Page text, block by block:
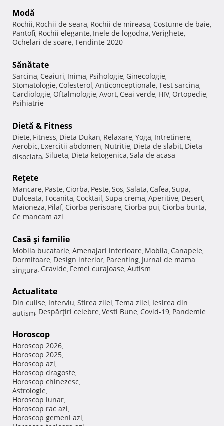
Modă
Rochii, Rochii de seara, Rochii de mireasa, Costume de baie,
Pantofi, Rochii elegante, Inele de logodna, Verighete,
Ochelari de soare, Tendinte 2020
Sănătate
Sarcina, Ceaiuri, Inima, Psihologie, Ginecologie,
Stomatologie, Colesterol, Anticonceptionale, Test sarcina,
Cardiologie, Oftalmologie, Avort, Ceai verde, HIV, Ortopedie,
Psihiatrie
Dietă & Fitness
Diete, Fitness, Dieta Dukan, Relaxare, Yoga, Intretinere,
Aerobic, Exercitii abdomen, Nutritie, Dieta de slabit, Dieta
disociata, Silueta, Dieta ketogenica, Sala de acasa
Reţete
Mancare, Paste, Ciorba, Peste, Sos, Salata, Cafea, Supa,
Dulceata, Tocanita, Cocktail, Supa crema, Aperitive, Desert,
Maioneza, Pilaf, Ciorba perisoare, Ciorba pui, Ciorba burta,
Ce mancam azi
Casă şi familie
Mobila bucatarie, Amenajari interioare, Mobila, Canapele,
Dormitoare, Design interior, Parenting, Jurnal de mama
singura, Gravide, Femei curajoase, Autism
Actualitate
Din culise, Interviu, Stirea zilei, Tema zilei, Iesirea din
autism, Despărţiri celebre, Vesti Bune, Covid-19, Pandemie
Horoscop
Horoscop 2026,
Horoscop 2025,
Horoscop azi,
Horoscop dragoste,
Horoscop chinezesc,
Astrologie,
Horoscop lunar,
Horoscop rac azi,
Horoscop gemeni azi,